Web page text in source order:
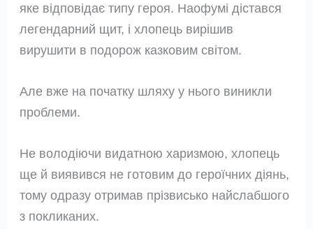
яке відповідає типу героя. Наофумі дістався
легендарний щит, і хлопець вирішив
вирушити в подорож казковим світом.
Але вже на початку шляху у нього виникли
проблеми.
Не володіючи видатною харизмою, хлопець
ще й виявився не готовим до героїчних діянь,
тому одразу отримав прізвисько найслабшого
з покликаних.